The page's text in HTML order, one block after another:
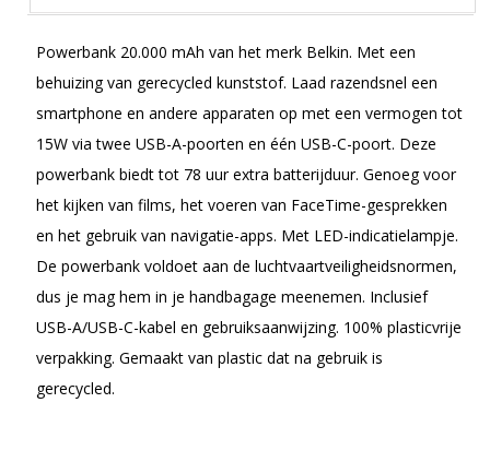
Powerbank 20.000 mAh van het merk Belkin. Met een
behuizing van gerecycled kunststof. Laad razendsnel een
smartphone en andere apparaten op met een vermogen tot
15W via twee USB-A-poorten en één USB-C-poort. Deze
powerbank biedt tot 78 uur extra batterijduur. Genoeg voor
het kijken van films, het voeren van FaceTime-gesprekken
en het gebruik van navigatie-apps. Met LED-indicatielampje.
De powerbank voldoet aan de luchtvaartveiligheidsnormen,
dus je mag hem in je handbagage meenemen. Inclusief
USB-A/USB-C-kabel en gebruiksaanwijzing. 100% plasticvrije
verpakking. Gemaakt van plastic dat na gebruik is
gerecycled.